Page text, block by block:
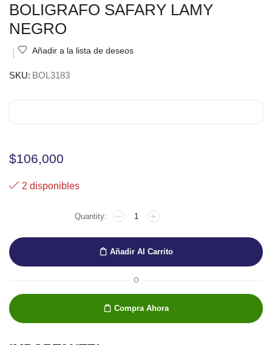
BOLIGRAFO SAFARY LAMY
NEGRO
Añadir a la lista de deseos
SKU: BOL3183
$106,000
2 disponibles
Añadir Al Carrito
O
Compra Ahora